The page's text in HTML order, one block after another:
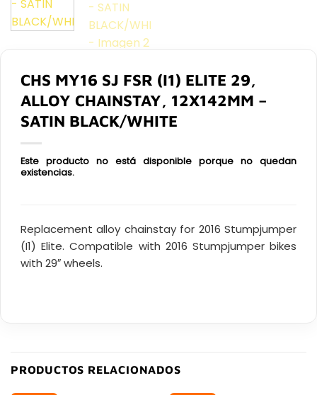
CHS MY16 SJ FSR (I1) ELITE 29,
ALLOY CHAINSTAY, 12X142MM –
SATIN BLACK/WHITE
Este producto no está disponible porque no quedan
existencias.
Replacement alloy chainstay for 2016 Stumpjumper
(I1) Elite. Compatible with 2016 Stumpjumper bikes
with 29″ wheels.
PRODUCTOS RELACIONADOS